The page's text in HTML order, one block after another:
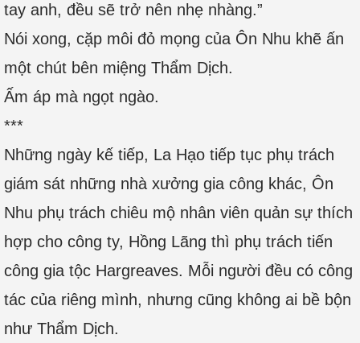
tay anh, đều sẽ trở nên nhẹ nhàng.”
Nói xong, cặp môi đỏ mọng của Ôn Nhu khẽ ấn
một chút bên miệng Thẩm Dịch.
Ấm áp mà ngọt ngào.
***
Những ngày kế tiếp, La Hạo tiếp tục phụ trách
giám sát những nhà xưởng gia công khác, Ôn
Nhu phụ trách chiêu mộ nhân viên quản sự thích
hợp cho công ty, Hồng Lãng thì phụ trách tiến
công gia tộc Hargreaves. Mỗi người đều có công
tác của riêng mình, nhưng cũng không ai bề bộn
như Thẩm Dịch.